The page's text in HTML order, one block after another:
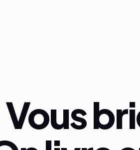
Vous